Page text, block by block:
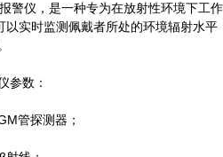
仪，是一种专为在放射性环境下工
以实时监测佩戴者所处的环境辐射水
数：
管探测器；